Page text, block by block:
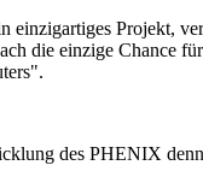
einzigartiges Projekt,
die einzige Chance
des PHENIX